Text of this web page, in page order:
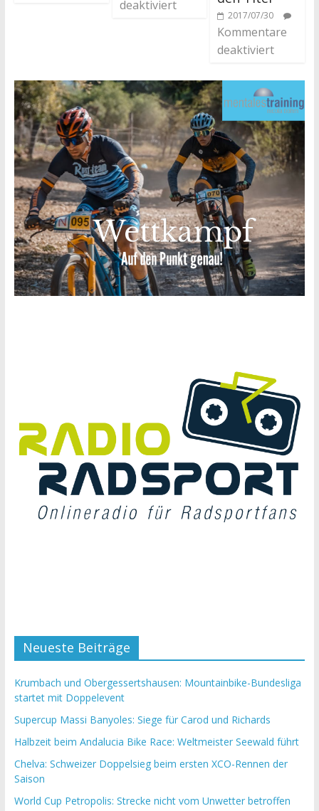
deaktiviert
2017/07/30
Kommentare
deaktiviert
Neueste Beiträge
Krumbach und Obergessertshausen: Mountainbike-Bundesliga
startet mit Doppelevent
Supercup Massi Banyoles: Siege für Carod und Richards
Halbzeit beim Andalucia Bike Race: Weltmeister Seewald führt
Chelva: Schweizer Doppelsieg beim ersten XCO-Rennen der
Saison
World Cup Petropolis: Strecke nicht vom Unwetter betroffen